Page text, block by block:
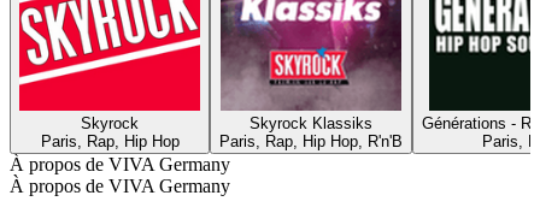
Skyrock
Paris, Rap, Hip Hop
Skyrock Klassiks
Paris, Rap, Hip Hop, R'n'B
Générations -
Paris,
À propos de VIVA Germany
À propos de VIVA Germany